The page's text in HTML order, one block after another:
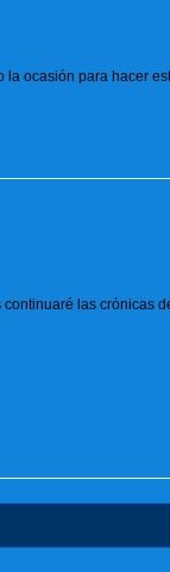
la ocasión para hacer
las crónicas